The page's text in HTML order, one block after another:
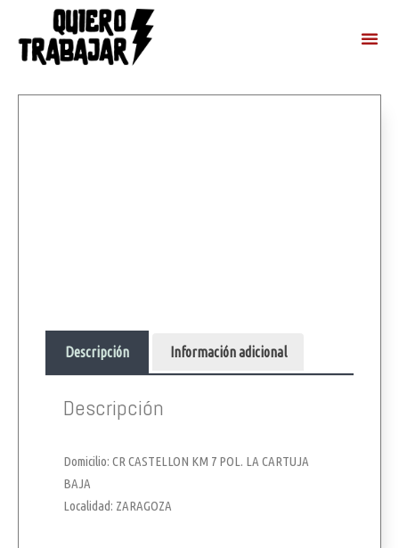
Descripción Información adicional
Descripción
Domicilio: CR CASTELLON KM 7 POL. LA CARTUJA
BAJA
Localidad: ZARAGOZA